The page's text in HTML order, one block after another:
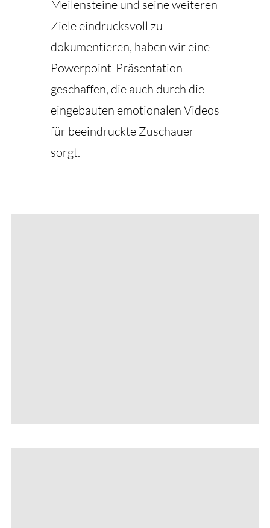
Meilensteine und seine weiteren
Ziele eindrucksvoll zu
dokumentieren, haben wir eine
Powerpoint-Präsentation
geschaffen, die auch durch die
eingebauten emotionalen Videos
für beeindruckte Zuschauer
sorgt.